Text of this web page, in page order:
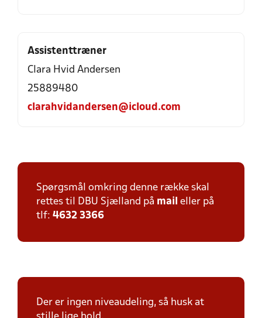
Assistenttræner
Clara Hvid Andersen
25889480
clarahvidandersen@icloud.com
Spørgsmål omkring denne række skal
rettes til DBU Sjælland på mail eller på
tlf: 4632 3366
Der er ingen niveaudeling, så husk at